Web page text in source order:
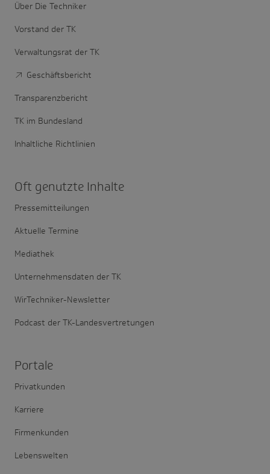
Über Die Techniker
Vorstand der TK
Verwaltungsrat der TK
Geschäftsbericht
Transparenzbericht
TK im Bundesland
Inhaltliche Richtlinien
Oft genutzte Inhalte
Pressemitteilungen
Aktuelle Termine
Mediathek
Unternehmensdaten der TK
WirTechniker-Newsletter
Podcast der TK-Landesvertretungen
Portale
Privatkunden
Karriere
Firmenkunden
Lebenswelten